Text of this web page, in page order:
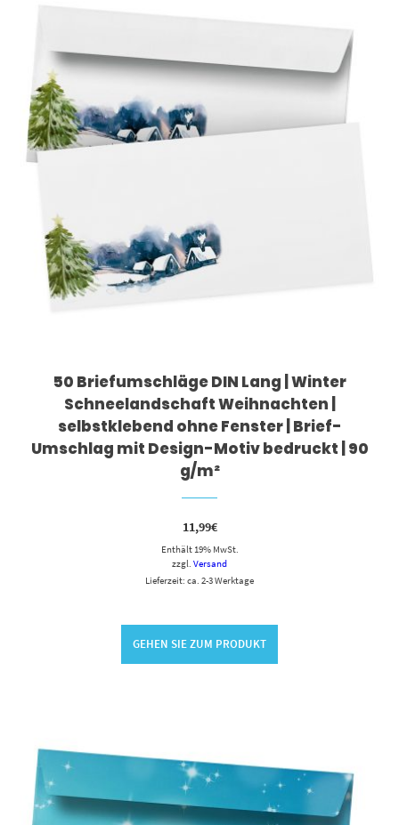
50 Briefumschläge DIN Lang | Winter
Schneelandschaft Weihnachten |
selbstklebend ohne Fenster | Brief-
Umschlag mit Design-Motiv bedruckt | 90
g/m²
11,99€
Enthält 19% MwSt.
zzgl. Versand
Lieferzeit: ca. 2-3 Werktage
GEHEN SIE ZUM PRODUKT